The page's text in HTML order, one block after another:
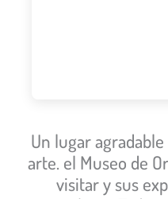
Un lugar
arte. el Museo de
visitar y sus